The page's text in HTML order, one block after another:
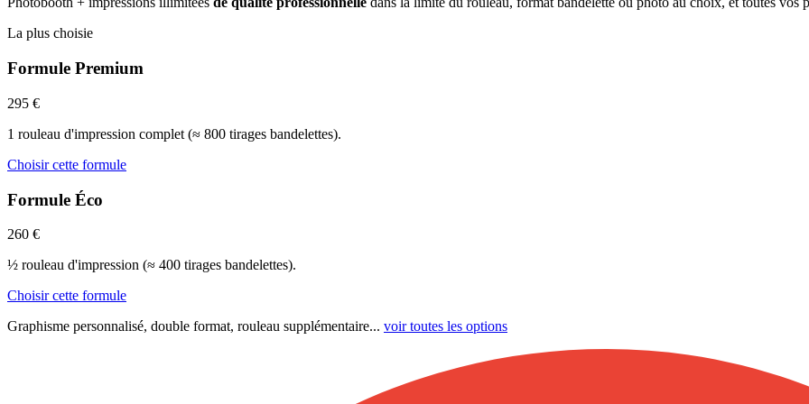
La plus choisie
Formule Premium
295 €
1 rouleau d'impression complet (≈ 800 tirages bandelettes).
Choisir cette formule
Formule Éco
260 €
½ rouleau d'impression (≈ 400 tirages bandelettes).
Choisir cette formule
Graphisme personnalisé, double format, rouleau supplémentaire... voir toutes les options